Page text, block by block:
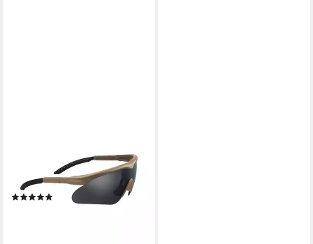
Antifog/Antiscratch-
Beschichtung